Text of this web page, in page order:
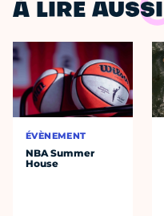
À LIRE AUSSI
ÉVÈNEMENT
NBA Summer
House